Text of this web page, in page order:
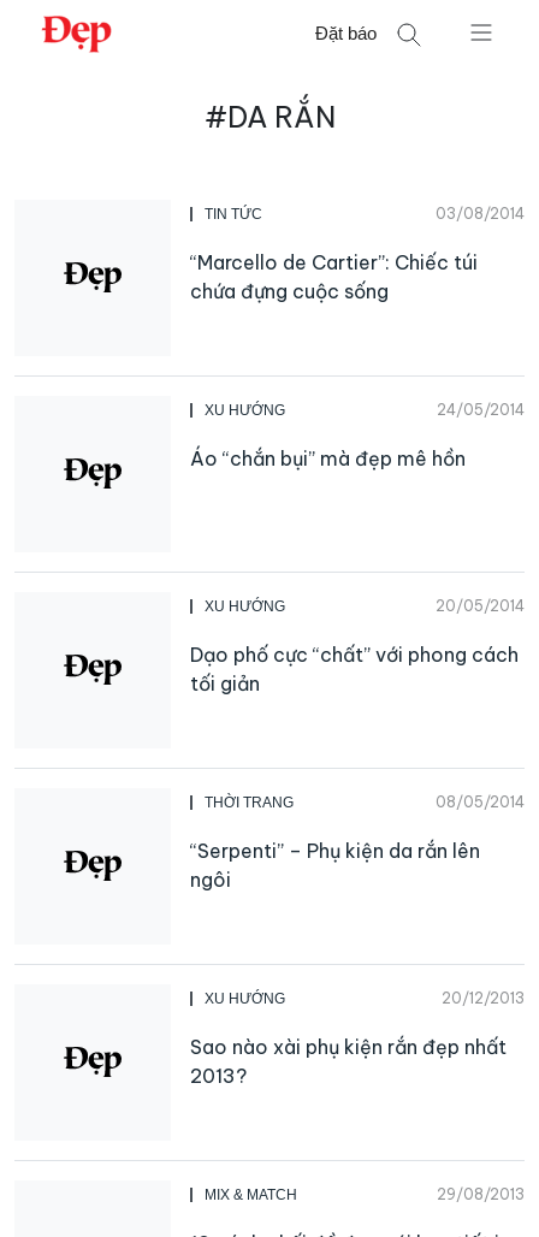
Chuyển
Đặt báo
#DA RẮN
TIN TỨC 03/08/2014
“Marcello de Cartier”: Chiếc túi
chứa đựng cuộc sống
XU HƯỚNG 24/05/2014
Áo “chắn bụi” mà đẹp mê hồn
XU HƯỚNG 20/05/2014
Dạo phố cực “chất” với phong cách
tối giản
THỜI TRANG 08/05/2014
“Serpenti” – Phụ kiện da rắn lên
ngôi
XU HƯỚNG 20/12/2013
Sao nào xài phụ kiện rắn đẹp nhất
2013?
MIX & MATCH 29/08/2013